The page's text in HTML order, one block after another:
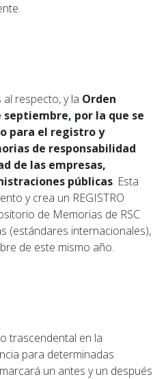
al respecto, y la Orden
septiembre, por la que se
para el registro y
de responsabilidad
de las empresas,
públicas. Esta
y crea un REGISTRO
de Memorias de RSC
(estándares internacionales),
de este mismo año.
trascendental en la
para determinadas
un antes y un después